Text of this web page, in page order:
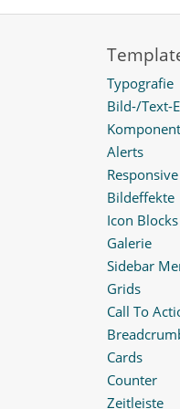
Typografie
Bild-/Text-
Alerts
Bildeffekte
Icon Blocks
Galerie
Sidebar
Grids
Call To
Cards
Counter
Zeitleiste